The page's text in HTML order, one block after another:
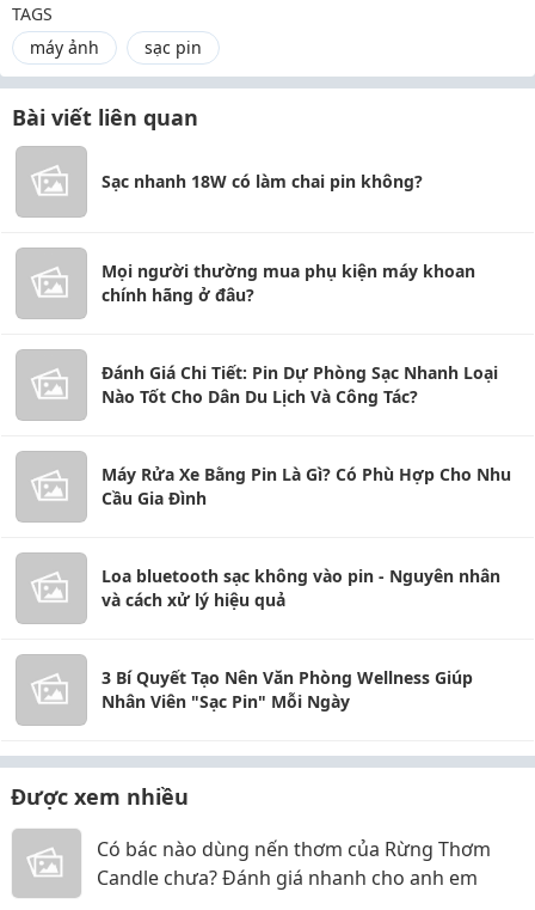
TAGS
máy ảnh
sạc pin
Bài viết liên quan
Sạc nhanh 18W có làm chai pin không?
Mọi người thường mua phụ kiện máy khoan
chính hãng ở đâu?
Đánh Giá Chi Tiết: Pin Dự Phòng Sạc Nhanh Loại
Nào Tốt Cho Dân Du Lịch Và Công Tác?
Máy Rửa Xe Bằng Pin Là Gì? Có Phù Hợp Cho Nhu
Cầu Gia Đình
Loa bluetooth sạc không vào pin - Nguyên nhân
và cách xử lý hiệu quả
3 Bí Quyết Tạo Nên Văn Phòng Wellness Giúp
Nhân Viên "Sạc Pin" Mỗi Ngày
Được xem nhiều
Có bác nào dùng nến thơm của Rừng Thơm
Candle chưa? Đánh giá nhanh cho anh em